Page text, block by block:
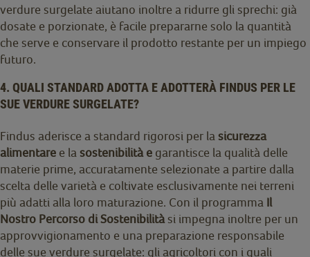
verdure surgelate aiutano inoltre a ridurre gli sprechi: già
dosate e porzionate, è facile prepararne solo la quantità
che serve e conservare il prodotto restante per un impiego
futuro.
4. QUALI STANDARD ADOTTA E ADOTTERÀ FINDUS PER LE
SUE VERDURE SURGELATE?
Findus aderisce a standard rigorosi per la sicurezza
alimentare e la sostenibilità e garantisce la qualità delle
materie prime, accuratamente selezionate a partire dalla
scelta delle varietà e coltivate esclusivamente nei terreni
più adatti alla loro maturazione. Con il programma Il
Nostro Percorso di Sostenibilità si impegna inoltre per un
approvvigionamento e una preparazione responsabile
delle sue verdure surgelate: gli agricoltori con i quali